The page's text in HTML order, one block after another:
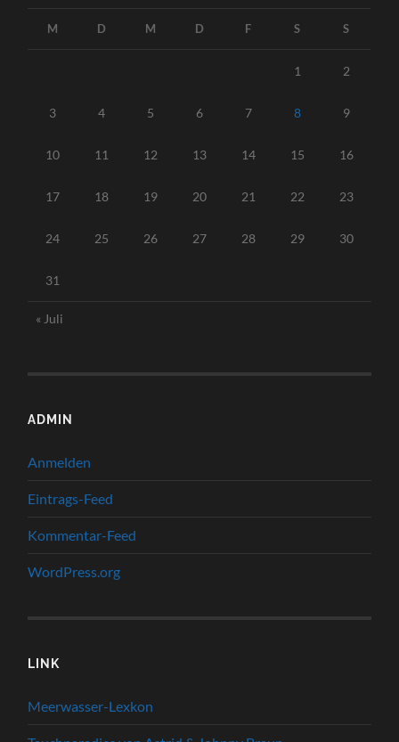
M D M D F S S
1 2
3 4 5 6 7 8 9
10 11 12 13 14 15 16
17 18 19 20 21 22 23
24 25 26 27 28 29 30
31
« Juli
ADMIN
Anmelden
Eintrags-Feed
Kommentar-Feed
WordPress.org
LINK
Meerwasser-Lexkon